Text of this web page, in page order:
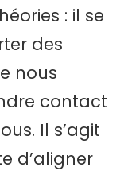
: il se
des
nous
contact
Il s’agit
d’aligner